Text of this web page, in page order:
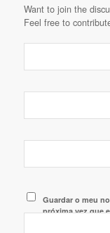
Want to join the
Feel free to
Guardar o meu
próxima vez que